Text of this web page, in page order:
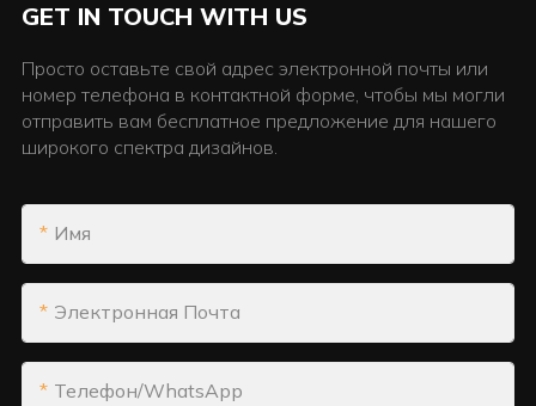
GET IN TOUCH WITH US
Просто оставьте свой адрес электронной почты или
номер телефона в контактной форме, чтобы мы могли
отправить вам бесплатное предложение для нашего
широкого спектра дизайнов.
Имя
Электронная Почта
Телефон/WhatsApp